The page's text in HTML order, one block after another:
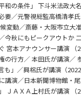
の条件」 下斗米法政大
／元警視総監高橋清孝
動／斎藤・大阪市立大
秋にもピークアウトか
宮本アナウンサー講演 （
行方／ 本田氏が講演／
」／興梠氏が講演（
演／日本新聞博物館・
ＪＡＸＡ上村氏が講演 （